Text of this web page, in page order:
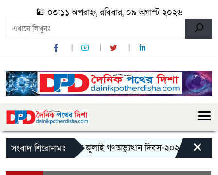
০৩:১১ অপরাহ্ন, রবিবার, ০৯ অগাস্ট ২০২৬
সংবাদ শিরোনামঃমান্দায় জুলাই গণঅভ্যুত্থান দিবস-২০২৬ উপলক্ষে×